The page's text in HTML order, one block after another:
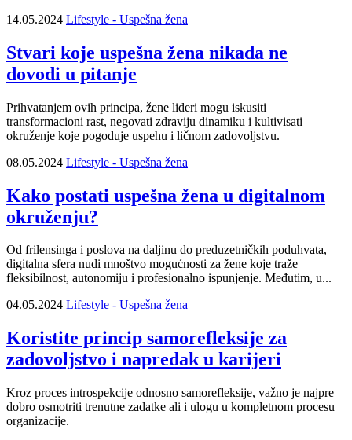
14.05.2024 Lifestyle - Uspešna žena
Stvari koje uspešna žena nikada ne
dovodi u pitanje
Prihvatanjem ovih principa, žene lideri mogu iskusiti
transformacioni rast, negovati zdraviju dinamiku i kultivisati
okruženje koje pogoduje uspehu i ličnom zadovoljstvu.
08.05.2024 Lifestyle - Uspešna žena
Kako postati uspešna žena u digitalnom
okruženju?
Od frilensinga i poslova na daljinu do preduzetničkih poduhvata,
digitalna sfera nudi mnoštvo mogućnosti za žene koje traže
fleksibilnost, autonomiju i profesionalno ispunjenje. Međutim, u...
04.05.2024 Lifestyle - Uspešna žena
Koristite princip samorefleksije za
zadovoljstvo i napredak u karijeri
Kroz proces introspekcije odnosno samorefleksije, važno je najpre
dobro osmotriti trenutne zadatke ali i ulogu u kompletnom procesu
organizacije.